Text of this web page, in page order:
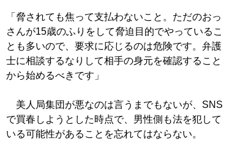
「脅されても焦って支払わないこと。ただのおっ
さんが15歳のふりをして脅迫目的でやっているこ
とも多いので、要求に応じるのは危険です。弁護
士に相談するなりして相手の身元を確認すること
から始めるべきです」
美人局集団が悪なのは言うまでもないが、SNS
で買春しようとした時点で、男性側も法を犯して
いる可能性があることを忘れてはならない。